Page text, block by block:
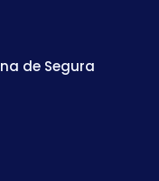
de Segura